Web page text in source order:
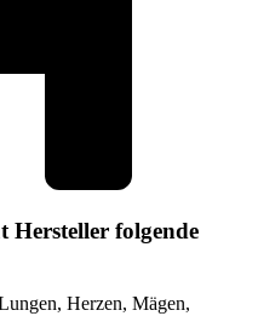
folgende
Herzen, Mägen,